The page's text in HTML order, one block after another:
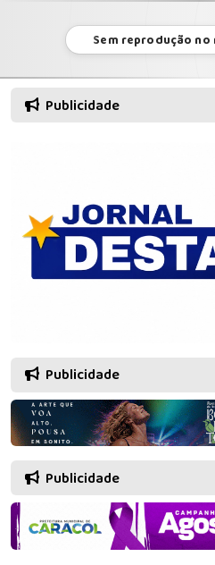
Sem reprodução
Publicidade
Publicidade
Publicidade